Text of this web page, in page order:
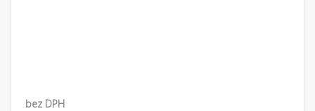
bez DPH